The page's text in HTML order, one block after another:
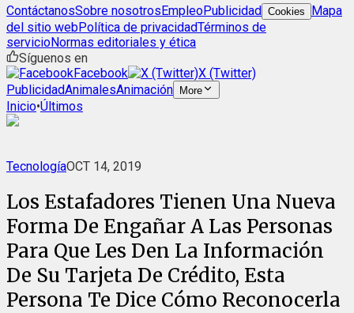
ContáctanosSobre nosotrosEmpleoPublicidad Cookies
Mapa
del sitio webPolítica de privacidadTérminos de
servicioNormas editoriales y ética
Síguenos en
Facebook
X (Twitter)
PublicidadAnimalesAnimación More
Inicio•Últimos
TecnologíaOCT 14, 2019
Los Estafadores Tienen Una Nueva
Forma De Engañar A Las Personas
Para Que Les Den La Información
De Su Tarjeta De Crédito, Esta
Persona Te Dice Cómo Reconocerla